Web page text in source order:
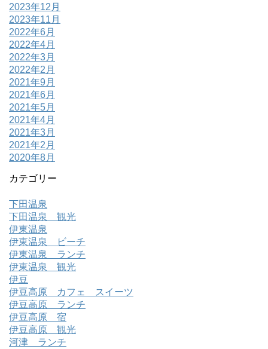
2023年12月
2023年11月
2022年6月
2022年4月
2022年3月
2022年2月
2021年9月
2021年6月
2021年5月
2021年4月
2021年3月
2021年2月
2020年8月
カテゴリー
下田温泉
下田温泉 観光
伊東温泉
伊東温泉 ビーチ
伊東温泉 ランチ
伊東温泉 観光
伊豆
伊豆高原 カフェ スイーツ
伊豆高原 ランチ
伊豆高原 宿
伊豆高原 観光
河津 ランチ